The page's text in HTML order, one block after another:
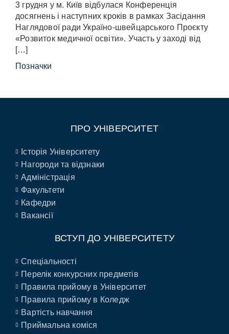
3 грудня у м. Київ відбулася Конференція
досягнень і наступних кроків в рамках Засідання
Наглядової ради Україно-швейцарського Проєкту
«Розвиток медичної освіти». Участь у заході від
[…]
Позначки
ПРО УНІВЕРСИТЕТ
Історія Університету
Нагороди та відзнаки
Адміністрація
Факультети
Кафедри
Вакансії
ВСТУП ДО УНІВЕРСИТЕТУ
Спеціальності
Перелік конкурсних предметів
Правила прийому в Університет
Правила прийому в Коледж
Вартість навчання
Приймальна коміся